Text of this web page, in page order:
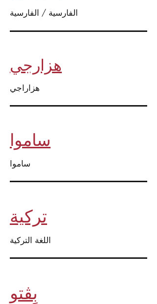
الفارسية / الفارسية
هزارجي
هزاراجي
ساموا
ساموا
تركية
اللغة التركية
بِڤتو